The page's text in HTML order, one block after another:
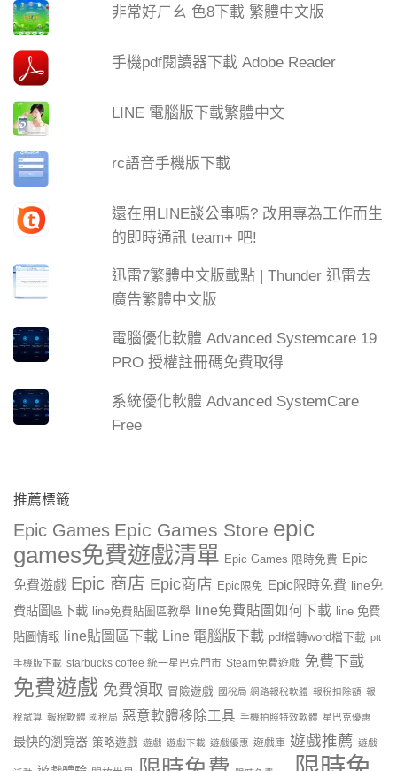
非常好ㄏㄠ 色8下載 繁體中文版
手機pdf閱讀器下載 Adobe Reader
LINE 電腦版下載繁體中文
rc語音手機版下載
還在用LINE談公事嗎? 改用專為工作而生
的即時通訊 team+ 吧!
迅雷7繁體中文版載點 | Thunder 迅雷去
廣告繁體中文版
電腦優化軟體 Advanced Systemcare 19
PRO 授權註冊碼免費取得
系統優化軟體 Advanced SystemCare
Free
推薦標籤
Epic Games Epic Games Store epic
games免費遊戲清單 Epic Games 限時免費 Epic
免費遊戲 Epic 商店 Epic商店 Epic限免 Epic限時免費 line免
費貼圖區下載
line免費貼圖區教學 line免費貼圖如何下載
line 免費
貼圖情報 line貼圖區下載 Line 電腦版下載 pdf檔轉word檔下載 ptt
手機版下載 starbucks coffee 統一星巴克門市 Steam免費遊戲 免費下載
免費遊戲 免費領取 冒險遊戲 國稅局 網路報稅軟體 報稅扣除額 報
稅試算 報稅軟體 國稅局 惡意軟體移除工具 手機拍照特效軟體 星巴克優惠
最快的瀏覽器 策略遊戲 遊戲 遊戲下載 遊戲優惠 遊戲庫 遊戲推薦 遊戲